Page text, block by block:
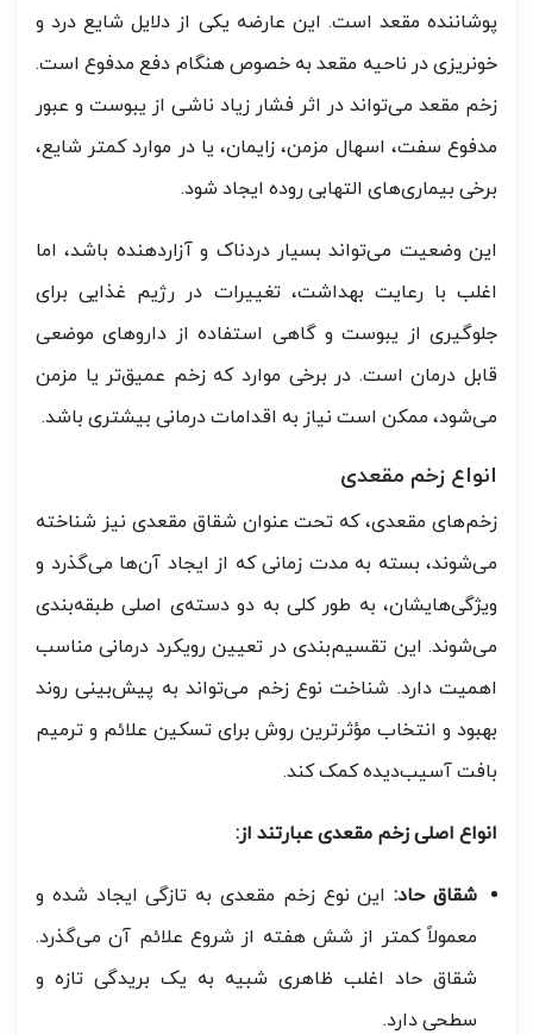
پوشاننده مقعد است. این عارضه یکی از دلایل شایع درد و
خونریزی در ناحیه مقعد به خصوص هنگام دفع مدفوع است.
زخم مقعد می‌تواند در اثر فشار زیاد ناشی از یبوست و عبور
مدفوع سفت، اسهال مزمن، زایمان، یا در موارد کمتر شایع،
برخی بیماری‌های التهابی روده ایجاد شود.
این وضعیت می‌تواند بسیار دردناک و آزاردهنده باشد، اما
اغلب با رعایت بهداشت، تغییرات در رژیم غذایی برای
جلوگیری از یبوست و گاهی استفاده از داروهای موضعی
قابل درمان است. در برخی موارد که زخم عمیق‌تر یا مزمن
می‌شود، ممکن است نیاز به اقدامات درمانی بیشتری باشد.
انواع زخم مقعدی
زخم‌های مقعدی، که تحت عنوان شقاق مقعدی نیز شناخته
می‌شوند، بسته به مدت زمانی که از ایجاد آن‌ها می‌گذرد و
ویژگی‌هایشان، به طور کلی به دو دسته‌ی اصلی طبقه‌بندی
می‌شوند. این تقسیم‌بندی در تعیین رویکرد درمانی مناسب
اهمیت دارد. شناخت نوع زخم می‌تواند به پیش‌بینی روند
بهبود و انتخاب مؤثرترین روش برای تسکین علائم و ترمیم
بافت آسیب‌دیده کمک کند.
انواع اصلی زخم مقعدی عبارتند از:
شقاق حاد:این نوع زخم مقعدی به تازگی ایجاد شده و
معمولاً کمتر از شش هفته از شروع علائم آن می‌گذرد.
شقاق حاد اغلب ظاهری شبیه به یک بریدگی تازه و
سطحی دارد.